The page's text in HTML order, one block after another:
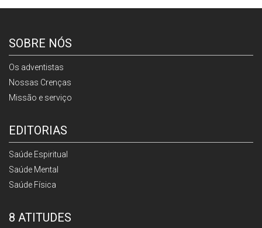
SOBRE NÓS
Os adventistas
Nossas Crenças
Missão e serviço
EDITORIAS
Saúde Espiritual
Saúde Mental
Saúde Física
8 ATITUDES